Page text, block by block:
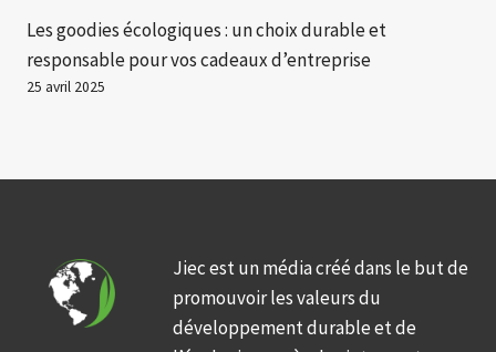
Les goodies écologiques : un choix durable et
responsable pour vos cadeaux d’entreprise
25 avril 2025
Jiec est un média créé dans le but de
promouvoir les valeurs du
développement durable et de